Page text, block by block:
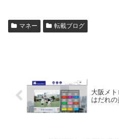
マネー 転載ブログ
大阪メト
はだれ